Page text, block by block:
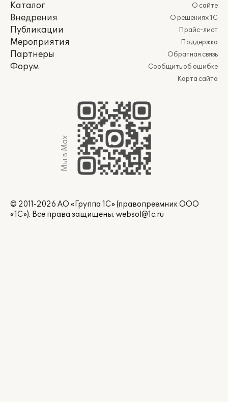
Каталог
Внедрения
Публикации
Мероприятия
Партнеры
Форум
О сайте
О решениях 1С
Прайс-лист
Поддержка
Обратная связь
Сообщить об ошибке
Карта сайта
Мы в Max
© 2011-2026 АО «Группа 1С» (правопреемник ООО
«1С»). Все права защищены. websol@1c.ru